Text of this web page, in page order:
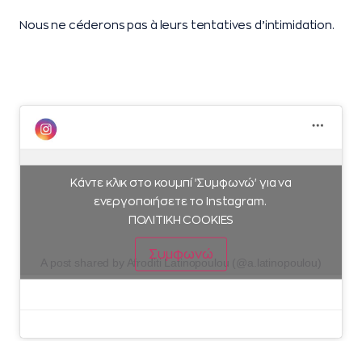
Nous ne céderons pas à leurs tentatives d’intimidation.
A post shared by Afroditi Latinopoulou (@a.latinopoulou)
Κάντε κλικ στο κουμπί 'Συμφωνώ' για να
ενεργοποιήσετε το Instagram.
ΠΟΛΙΤΙΚΗ COOKIES
Συμφωνώ